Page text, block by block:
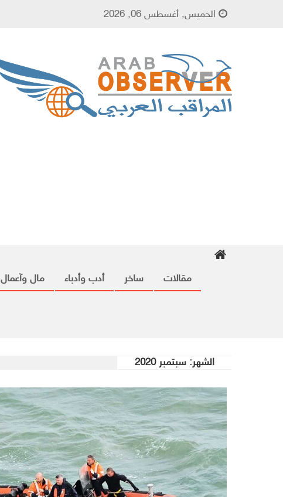
Skip to content الخميس, أغسطس 06, 2026
مال وآعمال أدب وأدباء ساخر
مقالات
الشهر: سبتمبر 2020